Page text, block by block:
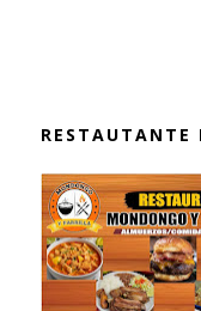
RESTAUTANTE